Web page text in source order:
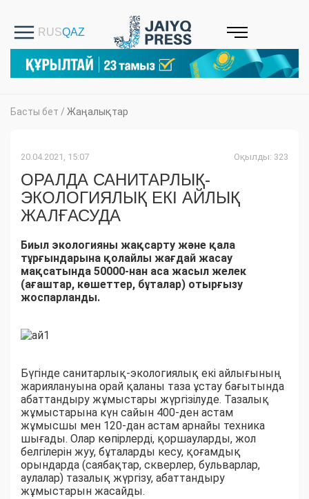
Басты бет / Жаңалықтар
20.04.2021, 15:07 Оқылды: 323
ОРАЛДА САНИТАРЛЫҚ-
ЭКОЛОГИЯЛЫҚ ЕКІ АЙЛЫҚ
ЖАЛҒАСУДА
Биыл экологияны жақсарту және қала
тұрғындарына қолайлы жағдай жасау
мақсатында 50000-нан аса жасыл желек
(ағаштар, көшеттер, бұталар) отырғызу
жоспарланды.
Бүгінде санитарлық-экологиялық екі айлығының
жариялануына орай қаланы таза ұстау бағытында
абаттандыру жұмыстары жүргізілуде. Тазалық
жұмыстарына күн сайын 400-ден астам
жұмысшы мен 120-дан астам арнайы техника
шығады. Олар көпірлерді, қоршауларды, жол
белгілерін жуу, бұталарды кесу, қоғамдық
орындарда (саябақтар, скверлер, бульварлар,
аулалар) тазалық жүргізу, абаттандыру
жұмыстарын жасайды.